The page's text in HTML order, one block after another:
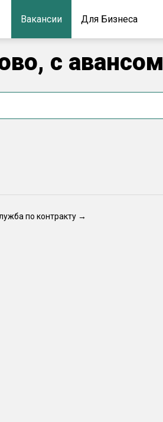
Вакансии Для Бизнеса
с авансом
по контракту →